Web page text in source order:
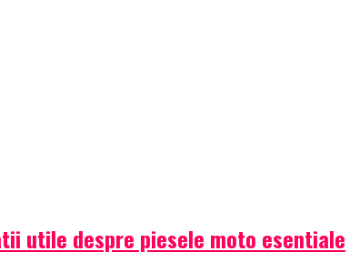
utile despre piesele moto esentiale